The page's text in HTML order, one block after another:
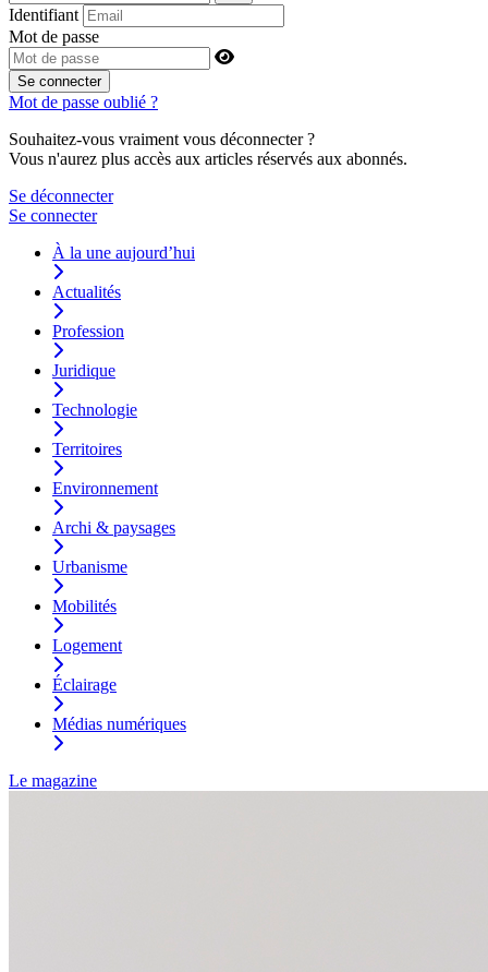
Identifiant
Mot de passe
Se connecter
Mot de passe oublié ?
Souhaitez-vous vraiment vous déconnecter ?
Vous n'aurez plus accès aux articles réservés aux abonnés.
Se déconnecter
Se connecter
À la une aujourd’hui
Actualités
Profession
Juridique
Technologie
Territoires
Environnement
Archi & paysages
Urbanisme
Mobilités
Logement
Éclairage
Médias numériques
Le magazine